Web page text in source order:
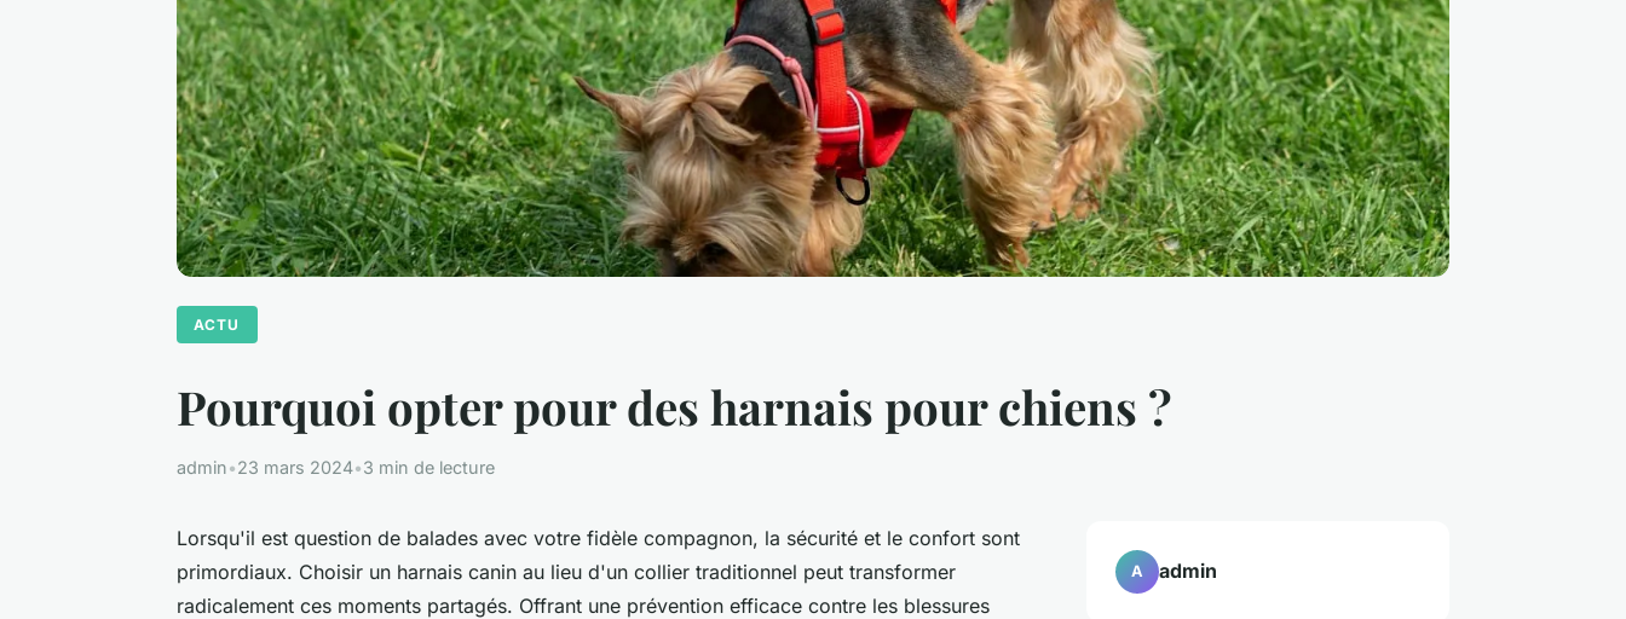
ACTU
Pourquoi opter pour des harnais pour chiens ?
admin•23 mars 2024•3 min de lecture
Lorsqu'il est question de balades avec votre fidèle compagnon, la sécurité et le confort sont
primordiaux. Choisir un harnais canin au lieu d'un collier traditionnel peut transformer
radicalement ces moments partagés. Offrant une prévention efficace contre les blessures
A admin